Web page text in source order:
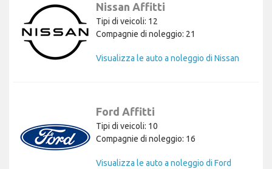
Nissan Affitti
Tipi di veicoli: 12
Compagnie di noleggio: 21
Visualizza le auto a noleggio di Nissan
Ford Affitti
Tipi di veicoli: 10
Compagnie di noleggio: 16
Visualizza le auto a noleggio di Ford